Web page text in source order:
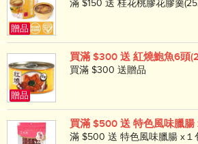
贈品
滿 $150 送 桂花桃膠花膠羹
贈品
買滿 $300 送 紅燒鮑魚6頭
買滿 $300 送贈品
買滿 $500 送 特色風味臘腸
滿 $500 送 特色風味臘腸 x１